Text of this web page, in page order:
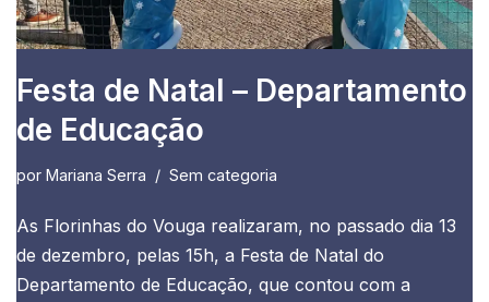
Festa de Natal – Departamento
de Educação
por Mariana Serra Sem categoria
As Florinhas do Vouga realizaram, no passado dia 13
de dezembro, pelas 15h, a Festa de Natal do
Departamento de Educação, que contou com a